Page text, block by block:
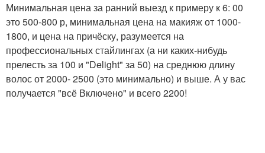
Минимальная цена за ранний выезд к примеру к 6: 00
это 500-800 р, минимальная цена на макияж от 1000-
1800, и цена на причёску, разумеется на
профессиональных стайлингах (а ни каких-нибудь
прелесть за 100 и "Delight" за 50) на среднюю длину
волос от 2000- 2500 (это минимально) и выше. А у вас
получается "всё Включено" и всего 2200!